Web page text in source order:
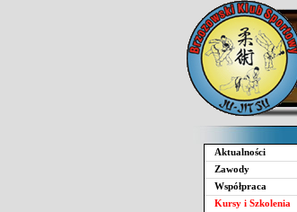
Aktualności
Zawody
Współpraca
Kursy i Szkolenia